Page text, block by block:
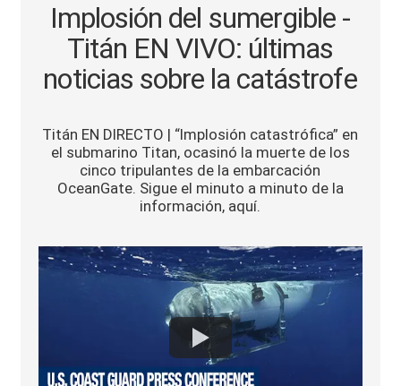
Vida Laboral
Tendencias Mix
Implosión del sumergible -
Titán EN VIVO: últimas
noticias sobre la catástrofe
Titán EN DIRECTO | “Implosión catastrófica” en
el submarino Titan, ocasinó la muerte de los
cinco tripulantes de la embarcación
OceanGate. Sigue el minuto a minuto de la
información, aquí.